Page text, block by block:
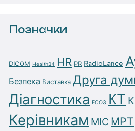
Позначки
DICOM Health24 HR PR RadioLance
Безпека Виставка Друга
Діагностика ЕСОЗ КТ
Керівникам МІС МРТ